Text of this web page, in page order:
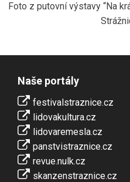
Foto z putovní výstavy “Na
Naše portály
festivalstraznice.cz
lidovakultura.cz
lidovaremesla.cz
panstvistraznice.cz
revue.nulk.cz
skanzenstraznice.cz